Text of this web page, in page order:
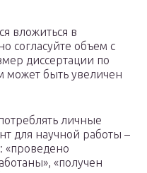
вложиться в
согласуйте объем с
диссертации по
может быть увеличен
личные
для научной работы –
«проведено
«получен